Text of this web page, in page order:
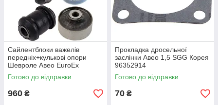
Сайлентблоки важелів
передніх+кулькові опори
Шевроле Авео EuroEx
Угорщина
Готово до відправки
960 ₴
Прокладка дросельної
заслінки Авео 1,5 SGG Корея
96352914
Готово до відправки
70 ₴